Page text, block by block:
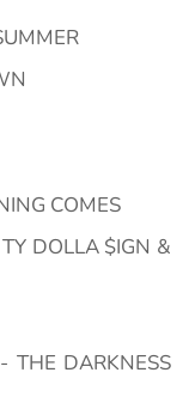
COMES
DOLLA $IGN &
THE DARKNESS